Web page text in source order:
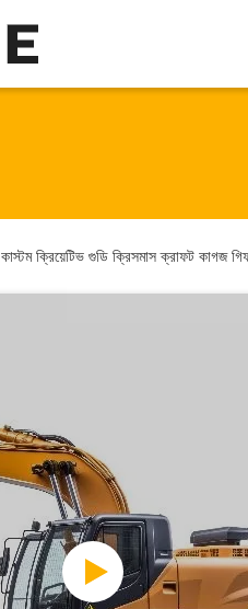
কাস্টম ক্রিয়েটিভ গুডি ক্রিসমাস ক্রাফট কাগজ